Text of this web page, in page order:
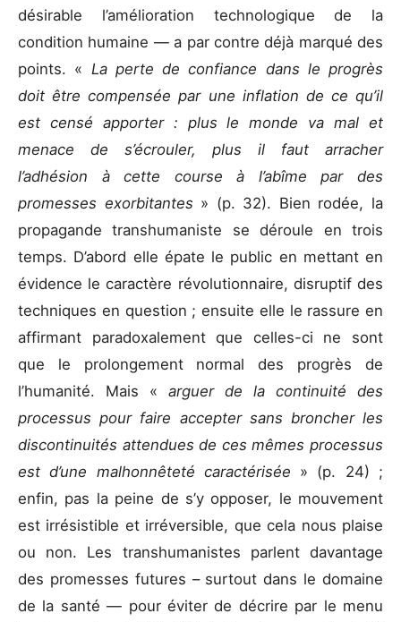
désirable l’amélioration technologique de la
condition humaine — a par contre déjà marqué des
points. « La perte de confiance dans le progrès
doit être compensée par une inflation de ce qu’il
est censé apporter : plus le monde va mal et
menace de s’écrouler, plus il faut arracher
l’adhésion à cette course à l’abîme par des
promesses exorbitantes » (p. 32). Bien rodée, la
propagande transhumaniste se déroule en trois
temps. D’abord elle épate le public en mettant en
évidence le caractère révolutionnaire, disruptif des
techniques en question ; ensuite elle le rassure en
affirmant paradoxalement que celles-ci ne sont
que le prolongement normal des progrès de
l’humanité. Mais « arguer de la continuité des
processus pour faire accepter sans broncher les
discontinuités attendues de ces mêmes processus
est d’une malhonnêteté caractérisée » (p. 24) ;
enfin, pas la peine de s’y opposer, le mouvement
est irrésistible et irréversible, que cela nous plaise
ou non. Les transhumanistes parlent davantage
des promesses futures – surtout dans le domaine
de la santé — pour éviter de décrire par le menu